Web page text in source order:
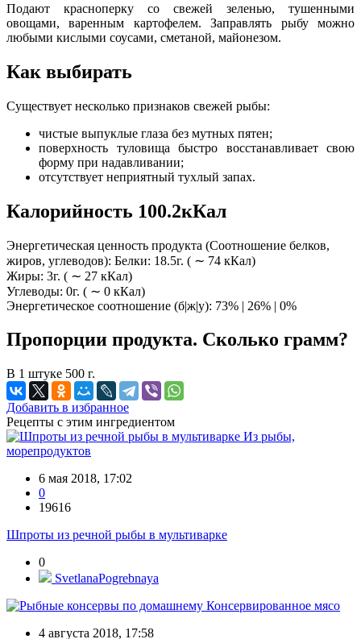
Подают красноперку со свежей зеленью, тушенными
овощами, варенным картофелем. Заправлять рыбу можно
любыми кислыми соусами, сметаной, майонезом.
Как выбирать
Существует несколько признаков свежей рыбы:
чистые выпуклые глаза без мутных пятен;
поверхность туловища быстро восстанавливает свою
форму при надавливании;
отсутствует неприятный тухлый запах.
Калорийность 100.2кКал
Энергетическая ценность продукта (Соотношение белков,
жиров, углеводов): Белки: 18.5г. ( ∼ 74 кКал)
Жиры: 3г. ( ∼ 27 кКал)
Углеводы: 0г. ( ∼ 0 кКал)
Энергетическое соотношение (б|ж|у): 73% | 26% | 0%
Пропорции продукта. Сколько грамм?
В 1 штуке 500 г.
Добавить в избранное
Рецепты с этим ингредиентом
Из рыбы,
морепродуктов
6 мая 2018, 17:02
0
19616
Шпроты из речной рыбы в мультиварке
0
SvetlanaPogrebnaya
Консервированное мясо
4 августа 2018, 17:58